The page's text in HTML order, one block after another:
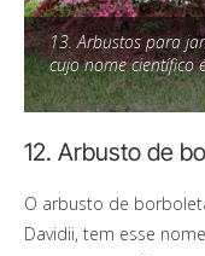
13. Arbustos para
cujo nome científico
12. Arbusto de
O arbusto de
Davidii, tem esse